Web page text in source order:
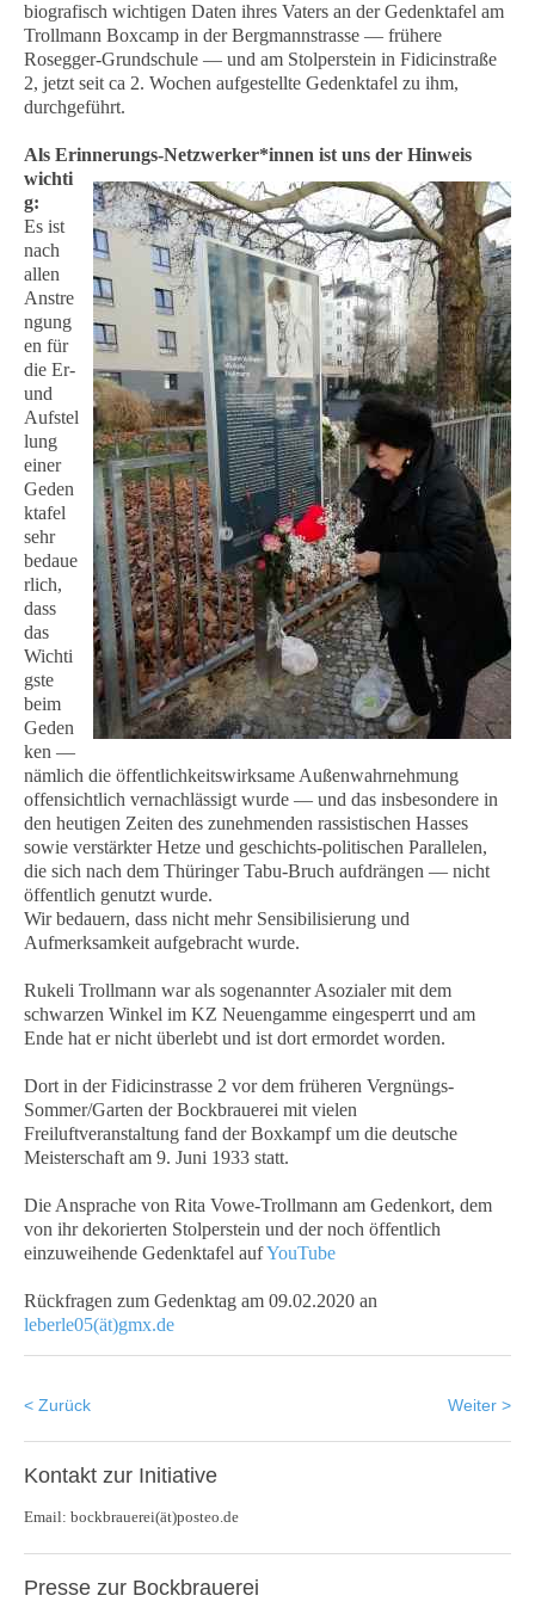
biografisch wichtigen Daten ihres Vaters an der Gedenktafel am
Trollmann Boxcamp in der Bergmannstrasse — frühere
Rosegger-Grundschule — und am Stolperstein in Fidicinstraße
2, jetzt seit ca 2. Wochen aufgestellte Gedenktafel zu ihm,
durchgeführt.
Als Erinnerungs-Netzwerker*innen ist uns der Hinweis
wichti
g:
Es ist
nach
allen
Anstre
ngung
en für
die Er-
und
Aufstel
lung
einer
Geden
ktafel
sehr
bedaue
rlich,
dass
das
Wichti
gste
beim
Geden
ken —
nämlich die öffentlichkeitswirksame Außenwahrnehmung
offensichtlich vernachlässigt wurde — und das insbesondere in
den heutigen Zeiten des zunehmenden rassistischen Hasses
sowie verstärkter Hetze und geschichts-politischen Parallelen,
die sich nach dem Thüringer Tabu-Bruch aufdrängen — nicht
öffentlich genutzt wurde.
Wir bedauern, dass nicht mehr Sensibilisierung und
Aufmerksamkeit aufgebracht wurde.
Rukeli Trollmann war als sogenannter Asozialer mit dem
schwarzen Winkel im KZ Neuengamme eingesperrt und am
Ende hat er nicht überlebt und ist dort ermordet worden.
Dort in der Fidicinstrasse 2 vor dem früheren Vergnüngs-
Sommer/Garten der Bockbrauerei mit vielen
Freiluftveranstaltung fand der Boxkampf um die deutsche
Meisterschaft am 9. Juni 1933 statt.
Die Ansprache von Rita Vowe-Trollmann am Gedenkort, dem
von ihr dekorierten Stolperstein und der noch öffentlich
einzuweihende Gedenktafel aufYouTube
Rückfragen zum Gedenktag am 09.02.2020 an
leberle05(ät)gmx.de
< Zurück Weiter >
Kontakt zur Initiative
Email: bockbrauerei(ät)posteo.de
Presse zur Bockbrauerei